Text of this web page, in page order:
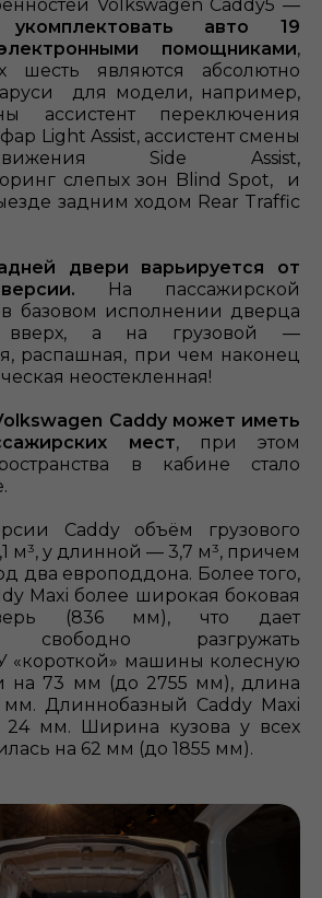
Volkswagen Caddy5 —
укомплектовать авто 19
помощниками,
шесть являются абсолютно
для модели, например,
ассистент переключения
Light Assist, ассистент смены
Side Assist,
слепых зон Blind Spot, и
задним ходом Rear Traffic
двери варьируется от
На пассажирской
базовом исполнении дверца
вверх, а на грузовой —
распашная, при чем наконец
неостекленная!
Caddy может иметь
мест, при этом
в кабине стало
Caddy объём грузового
м³, у длинной — 3,7 м³, причем
два европоддона. Более того,
Maxi более широкая боковая
(836 мм), что дает
свободно разгружать
«короткой» машины колесную
на 73 мм (до 2755 мм), длина
Длиннобазный Caddy Maxi
мм. Ширина кузова у всех
на 62 мм (до 1855 мм).